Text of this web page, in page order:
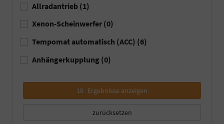
Allradantrieb (1)
Xenon-Scheinwerfer (0)
Tempomat automatisch (ACC) (6)
Anhängerkupplung (0)
10 Ergebnisse anzeigen
zurücksetzen